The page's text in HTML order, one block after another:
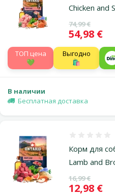
Chicken and
Исходная
74,99 €
Цена
54,98 €
TOП цена
💚
Выгодно
🛍️
В наличии
Бесплатная доставка
Корм для
Lamb and
Исходная
16,99 €
Цена
12,98 €